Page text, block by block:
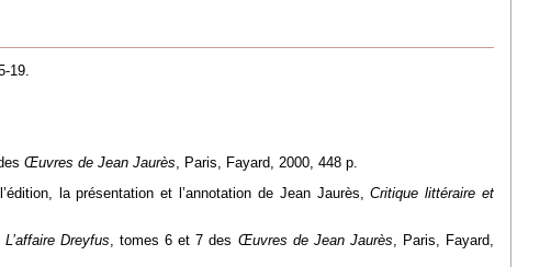
19.
Œuvres de Jean Jaurès , Paris, Fayard, 2000, 448 p.
la présentation et l’annotation de Jean Jaurès,Critique littéraire et
L’affaire Dreyfus , tomes 6 et 7 des Œuvres de Jean Jaurès , Paris, Fayard,